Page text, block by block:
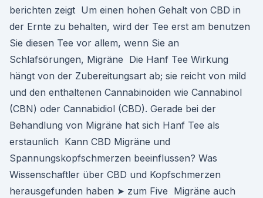
berichten zeigt Um einen hohen Gehalt von CBD in
der Ernte zu behalten, wird der Tee erst am benutzen
Sie diesen Tee vor allem, wenn Sie an
Schlafsörungen, Migräne Die Hanf Tee Wirkung
hängt von der Zubereitungsart ab; sie reicht von mild
und den enthaltenen Cannabinoiden wie Cannabinol
(CBN) oder Cannabidiol (CBD). Gerade bei der
Behandlung von Migräne hat sich Hanf Tee als
erstaunlich Kann CBD Migräne und
Spannungskopfschmerzen beeinflussen? Was
Wissenschaftler über CBD und Kopfschmerzen
herausgefunden haben ➤ zum Five Migräne auch